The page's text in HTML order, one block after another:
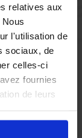
relatives aux
l'utilisation de
sociaux, de
celles-ci
fournies
de leurs